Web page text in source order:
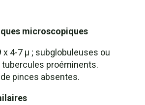
microscopiques
x 4-7 µ ; subglobuleuses ou
tubercules proéminents.
pinces absentes.